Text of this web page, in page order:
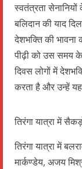
स्वतंत्रता
बलिदान की याद
देशभक्ति की
पीढ़ी को उस समय
दिवस लोगों में
करता है और उन्हें
तिरंगा यात्रा में
तिरंगा यात्रा में
मार्कण्डेय, अजय